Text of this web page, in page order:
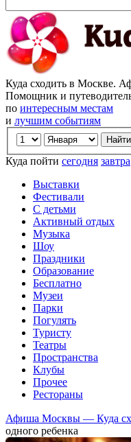
Куда сходить в Москве.
Помощник и
по интересным местам
и лучшим событиям
Куда пойти сегодня завтра
Выставки
Фестивали
С детьми
Активный отдых
Музыка
Шоу
Праздники
Образование
Бесплатно
Музеи
Парки
Погулять
Туристу
Театры
Пространства
Клубы
Прочее
Рестораны
Афиша Москвы — Куда
одного ребенка